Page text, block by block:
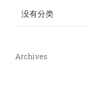
没有分类
Archives